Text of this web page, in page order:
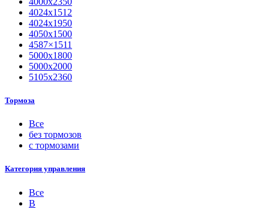
4024х1512
4024х1950
4050х1500
4587×1511
5000х1800
5000х2000
5105х2360
Тормоза
Все
без тормозов
с тормозами
Категория управления
Все
B